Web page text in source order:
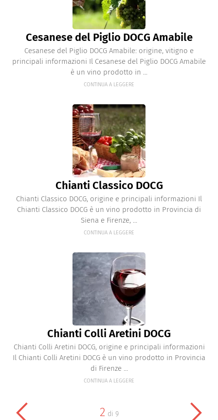
Cesanese del Piglio DOCG Amabile
Cesanese del Piglio DOCG Amabile: origine, vitigno e
principali informazioni Il Cesanese del Piglio DOCG Amabile
è un vino prodotto in ...
CONTINUA A LEGGERE
Chianti Classico DOCG
Chianti Classico DOCG, origine e principali informazioni Il
Chianti Classico DOCG è un vino prodotto in Provincia di
Siena e Firenze, ...
CONTINUA A LEGGERE
Chianti Colli Aretini DOCG
Chianti Colli Aretini DOCG, origine e principali informazioni
Il Chianti Colli Aretini DOCG è un vino prodotto in Provincia
di Firenze ...
CONTINUA A LEGGERE
2 di 9